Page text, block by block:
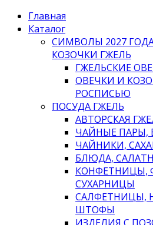
Главная
Каталог
СИМВОЛЫ 2027
КОЗОЧКИ ГЖЕЛЬ
ГЖЕЛЬСКИЕ
ОВЕЧКИ И
РОСПИСЬЮ
ПОСУДА ГЖЕЛЬ
АВТОРСКАЯ
ЧАЙНЫЕ ПАРЫ,
ЧАЙНИКИ,
БЛЮДА,
КОНФЕТНИЦЫ,
СУХАРНИЦЫ
САЛФЕТНИЦЫ,
ШТОФЫ